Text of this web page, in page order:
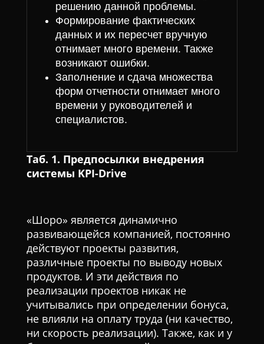
решению данной проблемы.
Формирование фактических
данных и их пересчет вручную
отнимает много времени. Также
возникают ошибки.
Заполнение и сдача множества
форм отчетности отнимает много
времени у руководителей и
специалистов.
Таб. 1. Предпосылки внедрения
системы KPI-Drive
«Шоро» является динамично
развивающейся компанией, постоянно
действуют проекты развития,
различные проекты по выводу новых
продуктов. И эти действия по
реализации проектов никак не
учитывались при определении бонуса,
не влияли на оплату труда (ни качество,
ни скорость реализации). Также, как и у